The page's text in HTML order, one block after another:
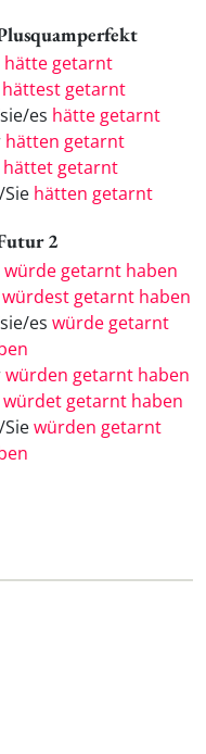
hätte getarnt
hättest getarnt
es hätte getarnt
hätten getarnt
hättet getarnt
hätten getarnt
2
würde getarnt haben
würdest getarnt haben
es würde getarnt
würden getarnt haben
würdet getarnt haben
würden getarnt